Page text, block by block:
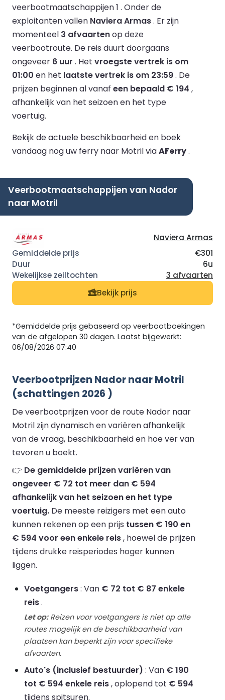
veerbootmaatschappijen 1 . Onder de
exploitanten vallen Naviera Armas. Er zijn
momenteel 3 afvaartenop deze
veerbootroute. De reis duurt doorgaans
ongeveer 6 uur . Het vroegste vertrek is om
01:00 en het laatste vertrek is om 23:59. De
prijzen beginnen al vanaf een bepaald € 194 ,
afhankelijk van het seizoen en het type
voertuig.
Bekijk de actuele beschikbaarheid en boek
vandaag nog uw ferry naar Motril viaAFerry.
Veerbootmaatschappijen van Nador
naar Motril
Naviera Armas
€301
6u
3 afvaarten
Bekijk prijs
*Gemiddelde prijs gebaseerd op veerbootboekingen
van de afgelopen 30 dagen. Laatst bijgewerkt:
06/08/2026 07:40
Veerbootprijzen Nador naar Motril
(schattingen 2026 )
De veerbootprijzen voor de route Nador naar
Motril zijn dynamisch en variëren afhankelijk
van de vraag, beschikbaarheid en hoe ver van
tevoren u boekt.
👉 De gemiddelde prijzen variëren van
ongeveer € 72 tot meer dan € 594
afhankelijk van het seizoen en het type
voertuig. De meeste reizigers met een auto
kunnen rekenen op een prijs tussen € 190 en
€ 594 voor een enkele reis, hoewel de prijzen
tijdens drukke reisperiodes hoger kunnen
liggen.
Voetgangers: Van € 72 tot € 87 enkele
reis.
Let op:Reizen voor voetgangers is niet op alle
routes mogelijk en de beschikbaarheid van
plaatsen kan beperkt zijn voor specifieke
afvaarten.
Auto's (inclusief bestuurder) : Van € 190
tot € 594 enkele reis, oplopend tot € 594
tijdens spitsuren.